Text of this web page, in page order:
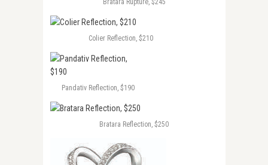
Bratara Rupture, $245
Colier Reflection, $210
Pandativ Reflection, $190
Bratara Reflection, $250